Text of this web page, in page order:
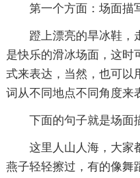
第一个方面：场面描
蹬上漂亮的旱冰鞋，
是快乐的滑冰场面，这
式来表达，当然，也可
词从不同地点不同角度来
下面的句子就是场面
这里人山人海，大家
燕子轻轻擦过，有的像舞